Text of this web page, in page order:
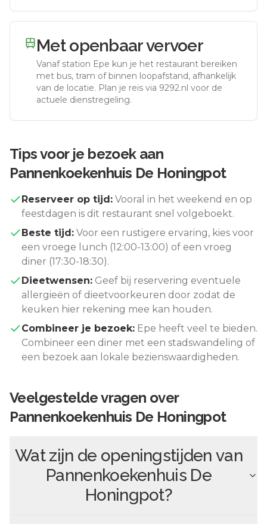
Met openbaar vervoer
Vanaf station Epe kun je het restaurant bereiken
met bus, tram of binnen loopafstand, afhankelijk
van de locatie. Plan je reis via 9292.nl voor de
actuele dienstregeling.
Tips voor je bezoek aan
Pannenkoekenhuis De Honingpot
Reserveer op tijd: Vooral in het weekend en op
feestdagen is dit restaurant snel volgeboekt.
Beste tijd: Voor een rustigere ervaring, kies voor
een vroege lunch (12:00-13:00) of een vroeg
diner (17:30-18:30).
Dieetwensen: Geef bij reservering eventuele
allergieën of dieetvoorkeuren door zodat de
keuken hier rekening mee kan houden.
Combineer je bezoek: Epe heeft veel te bieden.
Combineer een diner met een stadswandeling of
een bezoek aan lokale bezienswaardigheden.
Veelgestelde vragen over
Pannenkoekenhuis De Honingpot
Wat zijn de openingstijden van
Pannenkoekenhuis De
Honingpot?